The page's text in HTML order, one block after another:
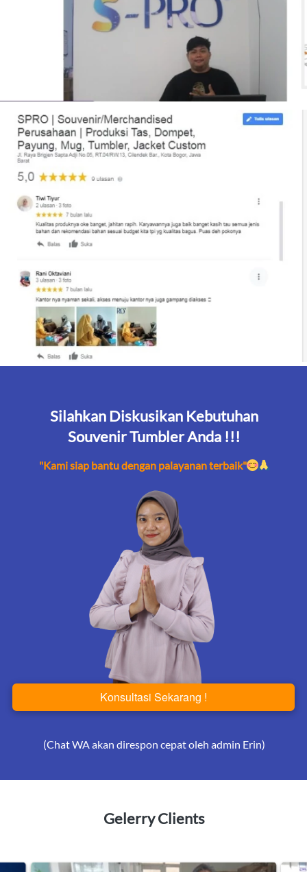
Silahkan Diskusikan Kebutuhan
Souvenir Tumbler Anda !!!
"Kami siap bantu dengan palayanan terbaik"
`Konsultasi Sekarang !
(Chat WA akan direspon cepat oleh admin Erin)
Gelerry Clients